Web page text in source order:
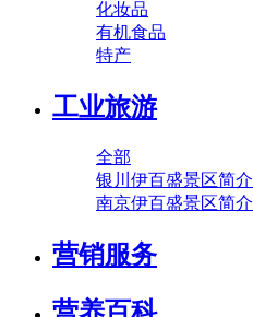
化妆品
有机食品
特产
工业旅游
全部
银川伊百盛景区简介
南京伊百盛景区简介
营销服务